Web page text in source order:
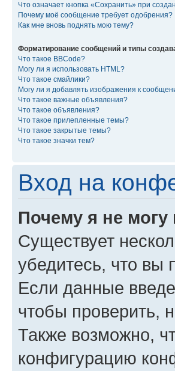
Что означает кнопка «Сохранить» при
Почему моё сообщение требует одобрения?
Как мне вновь поднять мою тему?
Форматирование сообщений и типы
Что такое BBCode?
Могу ли я использовать HTML?
Что такое смайлики?
Могу ли я добавлять изображения к
Что такое важные объявления?
Что такое объявления?
Что такое прилепленные темы?
Что такое закрытые темы?
Что такое значки тем?
Вход на
Почему я не могу
Существует
убедитесь, что вы
Если данные
чтобы проверить,
Также возможно,
конфигурацию